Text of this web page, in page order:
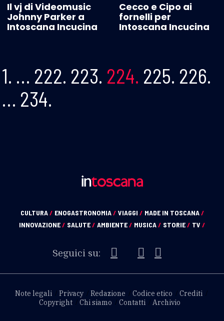
Il vj di Videomusic
Johnny Parker a
Intoscana Incucina
Cecco e Cipo ai
fornelli per
Intoscana Incucina
1. … 222. 223. 224. 225. 226.
… 234.
CULTURA/ ENOGASTRONOMIA/ VIAGGI / MADE IN TOSCANA/
INNOVAZIONE/ SALUTE/ AMBIENTE/ MUSICA/ STORIE/ TV /
Seguici su:
Note legali Privacy Redazione Codice etico
Crediti
Copyright
Chi siamo Contatti Archivio